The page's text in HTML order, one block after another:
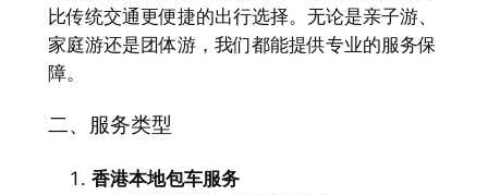
比传统交通更便捷的出行选择。无论是亲子游、
家庭游还是团体游，我们都能提供专业的服务保
障。
二、服务类型
香港本地包车服务